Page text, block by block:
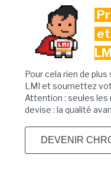
et
Pour cela rien de
LMI et soumettez
Attention : seules
devise : la qualité
DEVENIR